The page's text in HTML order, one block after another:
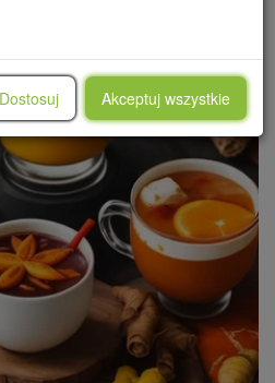
Dostosuj Akceptuj wszystkie